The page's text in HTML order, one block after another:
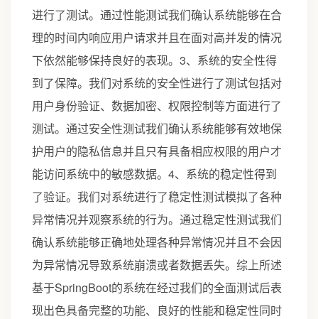
进行了测试。通过性能测试我们确认系统能够在合
理的时间内响应用户请求并且在面对高并发的情况
下依然能够保持良好的表现。3、系统的安全性得
到了保障。我们对系统的安全性进行了测试包括对
用户身份验证、数据加密、权限控制等方面进行了
测试。通过安全性测试我们确认系统能够有效地保
护用户的隐私信息并且只有具备相应权限的用户才
能访问系统中的敏感数据。4、系统的稳定性得到
了验证。我们对系统进行了稳定性测试模拟了各种
异常情况并观察系统的行为。通过稳定性测试我们
确认系统能够正确地处理各种异常情况并且不会因
为异常情况导致系统崩溃或者数据丢失。综上所述
基于SpringBoot的系统在经过我们的全面测试后表
现出色具备完整的功能、良好的性能和稳定性同时